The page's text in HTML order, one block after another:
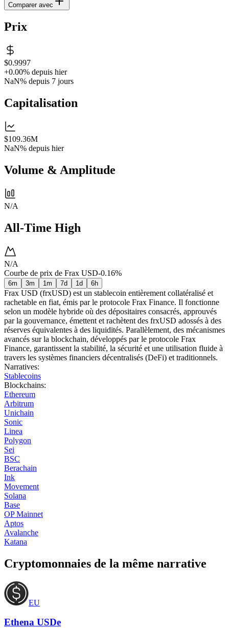
Comparer avec
Prix
$0.9997
+0.00% depuis hier
NaN% depuis 7 jours
Capitalisation
$109.36M
NaN% depuis hier
Volume & Amplitude
N/A
All-Time High
N/A
Courbe de prix de Frax USD-0.16%
6m 3m 1m 7d 1d 6h
Frax USD (frxUSD) est un stablecoin entièrement collatéralisé et
rachetable en fiat, émis par le protocole Frax Finance. Il fonctionne
selon un modèle hybride où des dépositaires consacrés, approuvés
par la gouvernance, émettent et rachètent des frxUSD adossés à des
réserves équivalentes à des liquidités. Parallèlement, des mécanismes
avancés sur la blockchain, développés par le protocole Frax
Finance, garantissent la stabilité, la sécurité et une utilisation fluide à
travers les systèmes financiers décentralisés (DeFi) et traditionnels.
Narratives:
Stablecoins
Blockchains:
Ethereum
Arbitrum
Unichain
Sonic
Linea
Polygon
Sei
BSC
Berachain
Ink
Movement
Solana
Base
OP Mainnet
Aptos
Avalanche
Katana
Cryptomonnaies de la même narrative
EU
Ethena USDe